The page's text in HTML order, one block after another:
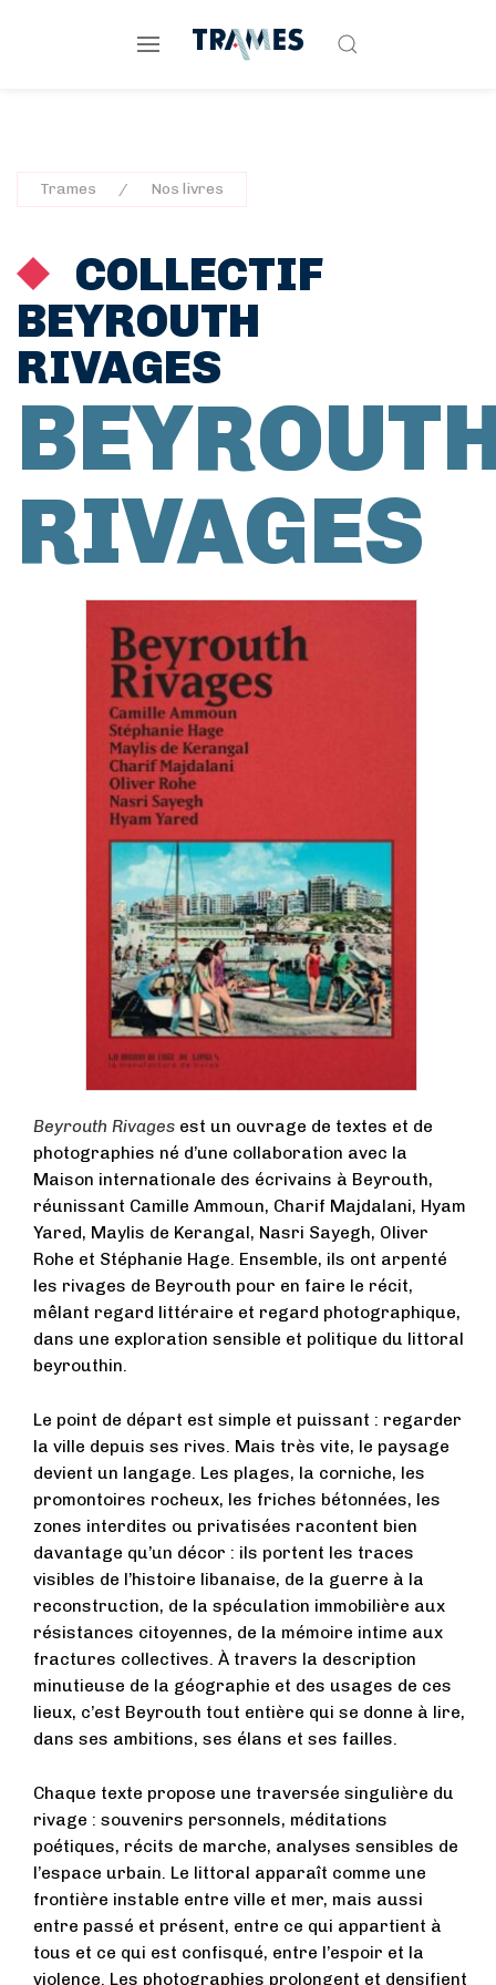
Trames Nos livres
COLLECTIF
BEYROUTH
RIVAGES
RIVAGES
Beyrouth Rivages est un ouvrage de textes et de
photographies né d’une collaboration avec la
Maison internationale des écrivains à Beyrouth,
réunissant Camille Ammoun, Charif Majdalani, Hyam
Yared, Maylis de Kerangal, Nasri Sayegh, Oliver
Rohe et Stéphanie Hage. Ensemble, ils ont arpenté
les rivages de Beyrouth pour en faire le récit,
mêlant regard littéraire et regard photographique,
dans une exploration sensible et politique du littoral
beyrouthin.
Le point de départ est simple et puissant : regarder
la ville depuis ses rives. Mais très vite, le paysage
devient un langage. Les plages, la corniche, les
promontoires rocheux, les friches bétonnées, les
zones interdites ou privatisées racontent bien
davantage qu’un décor : ils portent les traces
visibles de l’histoire libanaise, de la guerre à la
reconstruction, de la spéculation immobilière aux
résistances citoyennes, de la mémoire intime aux
fractures collectives. À travers la description
minutieuse de la géographie et des usages de ces
lieux, c’est Beyrouth tout entière qui se donne à lire,
dans ses ambitions, ses élans et ses failles.
Chaque texte propose une traversée singulière du
rivage : souvenirs personnels, méditations
poétiques, récits de marche, analyses sensibles de
l’espace urbain. Le littoral apparaît comme une
frontière instable entre ville et mer, mais aussi
entre passé et présent, entre ce qui appartient à
tous et ce qui est confisqué, entre l’espoir et la
violence. Les photographies prolongent et densifient